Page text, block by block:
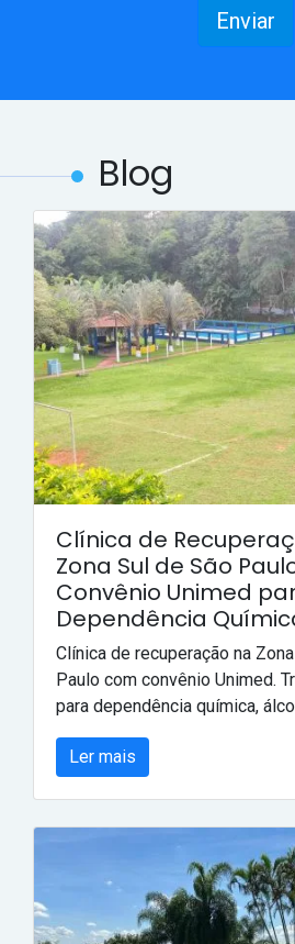
Enviar
Blog
Clínica de
Zona Sul de São
Convênio Unimed
Dependência
Clínica de recuperação na
Paulo com convênio Unimed.
para dependência química,
Ler mais